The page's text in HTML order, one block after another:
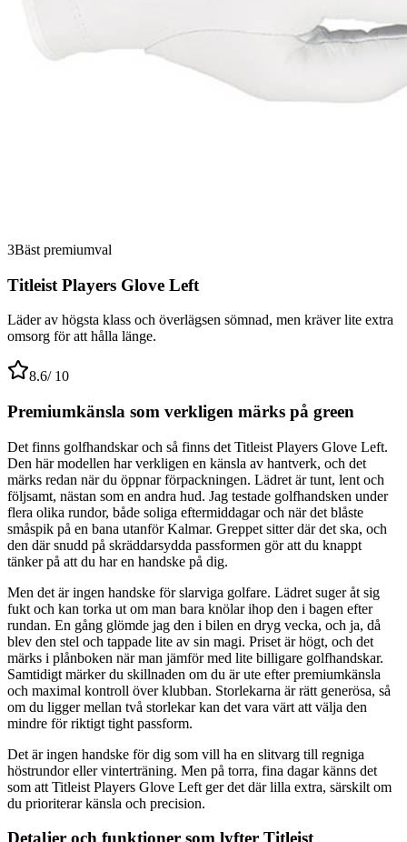
3Bäst premiumval
Titleist Players Glove Left
Läder av högsta klass och överlägsen sömnad, men kräver lite extra
omsorg för att hålla länge.
8.6/ 10
Premiumkänsla som verkligen märks på green
Det finns golfhandskar och så finns det Titleist Players Glove Left.
Den här modellen har verkligen en känsla av hantverk, och det
märks redan när du öppnar förpackningen. Lädret är tunt, lent och
följsamt, nästan som en andra hud. Jag testade golfhandsken under
flera olika rundor, både soliga eftermiddagar och när det blåste
småspik på en bana utanför Kalmar. Greppet sitter där det ska, och
den där snudd på skräddarsydda passformen gör att du knappt
tänker på att du har en handske på dig.
Men det är ingen handske för slarviga golfare. Lädret suger åt sig
fukt och kan torka ut om man bara knölar ihop den i bagen efter
rundan. En gång glömde jag den i bilen en dryg vecka, och ja, då
blev den stel och tappade lite av sin magi. Priset är högt, och det
märks i plånboken när man jämför med lite billigare golfhandskar.
Samtidigt märker du skillnaden om du är ute efter premiumkänsla
och maximal kontroll över klubban. Storlekarna är rätt generösa, så
om du ligger mellan två storlekar kan det vara värt att välja den
mindre för riktigt tight passform.
Det är ingen handske för dig som vill ha en slitvarg till regniga
höstrundor eller vinterträning. Men på torra, fina dagar känns det
som att Titleist Players Glove Left ger det där lilla extra, särskilt om
du prioriterar känsla och precision.